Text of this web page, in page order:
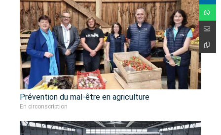
Prévention du mal-être en agriculture
En circonscription